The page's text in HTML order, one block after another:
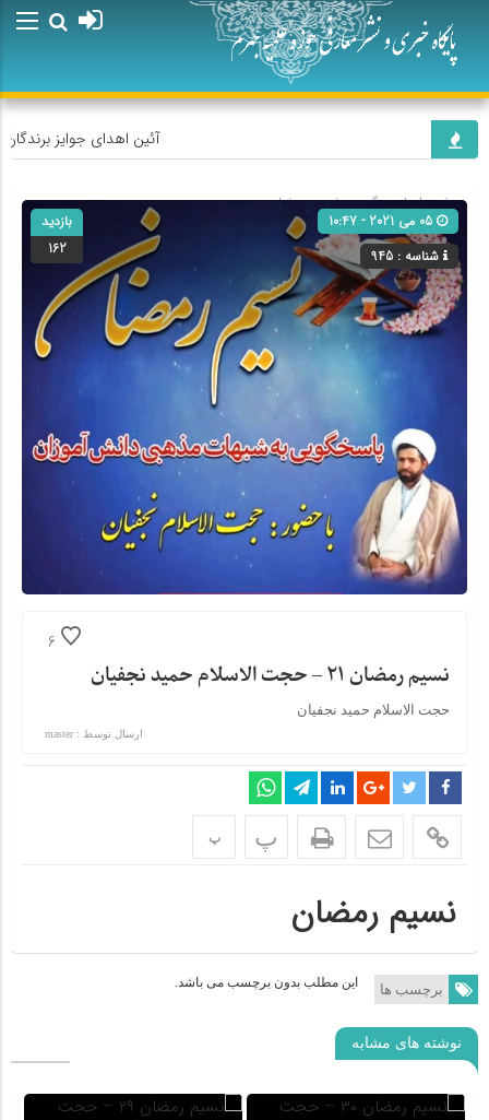
آئین اهدای جوایز
صفحه اصلی» گروه »نسیم رمضان
شناسه : 945
بازدید
162
6
نسیم رمضان ۲۱ – حجت الاسلام حمید نجفیان
حجت الاسلام حمید نجفیان
ارسال توسط :master
پ پ
نسیم رمضان
برچسب ها این مطلب بدون برچسب می باشد.
نوشته های مشابه